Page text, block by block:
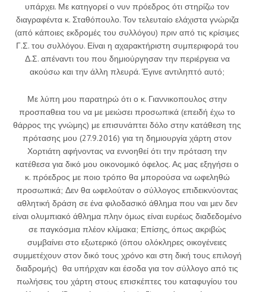
υπάρχει. Με κατηγορεί ο νυν πρόεδρος ότι στηρίζω τον
διαγραφέντα κ. Σταθόπουλο. Τον τελευταίο ελάχιστα γνώριζα
(από κάποιες εκδρομές του συλλόγου) πριν από τις κρίσιμες
Γ.Σ. του συλλόγου. Είναι η αχαρακτήριστη συμπεριφορά του
Δ.Σ. απέναντι του που δημιούργησαν την περιέργεια να
ακούσω και την άλλη πλευρά. Έγινε αντιληπτό αυτό;
Με λύπη μου παρατηρώ ότι ο κ. Γιαννικοπουλος στην
προσπαθεια του να με μειώσει προσωπικά (επειδή έχω το
θάρρος της γνώμης) με επισυνάπτει δόλο στην κατάθεση της
πρότασης μου (27.9.2016) για τη δημιουργία χάρτη στον
Χορτιάτη αφήνοντας να εννοηθεί ότι την πρόταση την
κατέθεσα για δικό μου οικονομικό όφελος. Ας μας εξηγήσει ο
κ. πρόεδρος με ποιο τρόπο θα μπορούσα να ωφεληθώ
προσωπικά; Δεν θα ωφελούταν ο σύλλογος επιδεικνύοντας
αθλητική δράση σε ένα φιλοδασικό άθλημα που ναι μεν δεν
είναι ολυμπιακό άθλημα πλην όμως είναι ευρέως διαδεδομένο
σε παγκόσμια πλέον κλίμακα; Επίσης, όπως ακριβώς
συμβαίνει στο εξωτερικό (όπου ολόκληρες οικογένειες
συμμετέχουν στον δικό τους χρόνο και στη δική τους επιλογή
διαδρομής) θα υπήρχαν και έσοδα για τον σύλλογο από τις
πωλήσεις του χάρτη στους επισκέπτες του καταφυγίου του